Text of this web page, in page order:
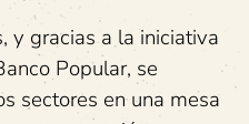
y gracias a la iniciativa
Popular, se
sectores en una mesa